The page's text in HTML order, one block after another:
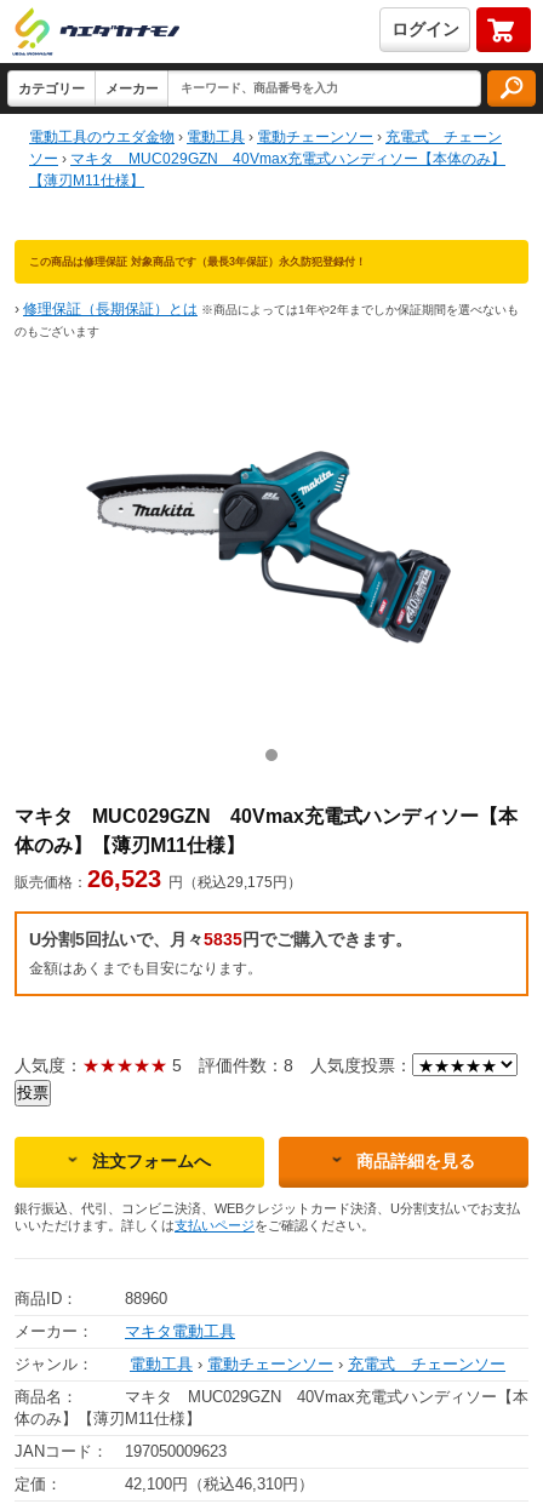
ログイン
電動工具のウエダ金物 › 電動工具 › 電動チェーンソー › 充電式 チェーン
ソー › マキタ MUC029GZN 40Vmax充電式ハンディソー【本体のみ】
【薄刃M11仕様】
この商品は修理保証 対象商品です（最長3年保証）永久防犯登録付！
› 修理保証（長期保証）とは ※商品によっては1年や2年までしか保証期間を選べないも
のもございます
マキタ MUC029GZN 40Vmax充電式ハンディソー【本
体のみ】【薄刃M11仕様】
販売価格： 26,523 円（税込29,175円）
U分割5回払いで、月々5835円でご購入できます。
金額はあくまでも目安になります。
人気度： ★★★★★ 5 評価件数：8 人気度投票：
注文フォームへ 商品詳細を見る
銀行振込、代引、コンビニ決済、WEBクレジットカード決済、U分割支払いでお支払
いいただけます。詳しくは支払いページをご確認ください。
商品ID：
88960
メーカー：
マキタ電動工具
ジャンル：
電動工具 › 電動チェーンソー › 充電式 チェーンソー
商品名：
マキタ MUC029GZN 40Vmax充電式ハンディソー【本
体のみ】【薄刃M11仕様】
JANコード：
197050009623
定価：
42,100円（税込46,310円）